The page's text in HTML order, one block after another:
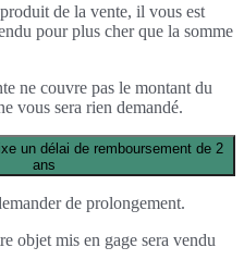
de la vente, il vous est
pour plus cher que la somme
ne couvre pas le montant du
vous sera rien demandé.
un délai de remboursement de 2
ans
de prolongement.
objet mis en gage sera vendu